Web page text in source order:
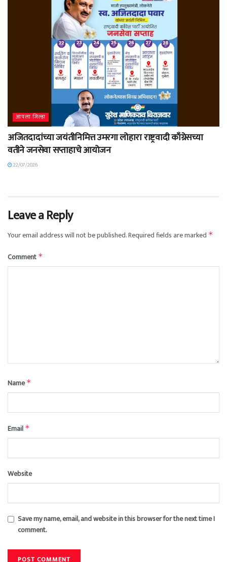
आपला जिल्हा
अजितदादांच्या जयंतीनिमित्त उमरगा लोहारा राष्ट्रवादी काँग्रेसच्या
वतीने जनसेवा सप्ताहाचे आयोजन
22/07/2026
Leave a Reply
Your email address will not be published.Required fields are marked *
Comment *
Name*
Email *
Website
Save my name, email, and website in this browser for the next time I
comment.